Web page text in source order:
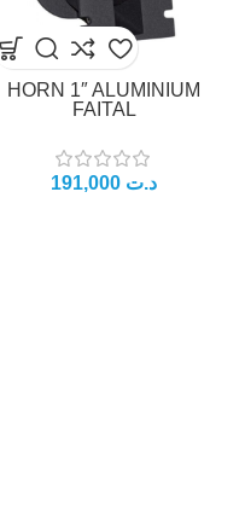
HORN 1″ ALUMINIUM
FAITAL
د.ت